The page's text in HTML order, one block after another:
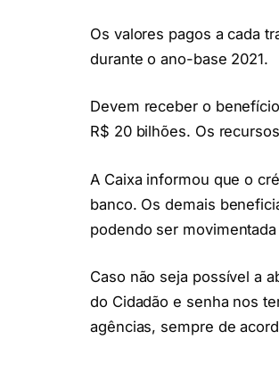
Os valores pagos a cada
durante o ano-base 2021.
Devem receber o
R$ 20 bilhões. Os
A Caixa informou que o
banco. Os demais
podendo ser
Caso não seja possível a
do Cidadão e senha nos
agências, sempre de